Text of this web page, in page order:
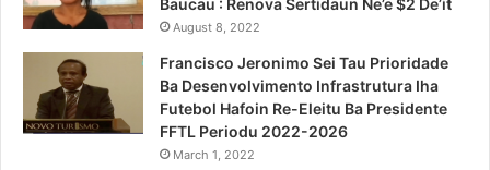
August 8, 2022
Francisco Jeronimo Sei Tau Prioridade
Ba Desenvolvimento Infrastrutura Iha
Futebol Hafoin Re-Eleitu Ba Presidente
FFTL Periodu 2022-2026
March 1, 2022